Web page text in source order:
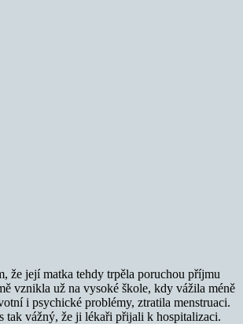
že její matka tehdy trpěla poruchou příjmu
vznikla už na vysoké škole, kdy vážila méně
i psychické problémy, ztratila menstruaci.
tak vážný, že ji lékaři přijali k hospitalizaci.